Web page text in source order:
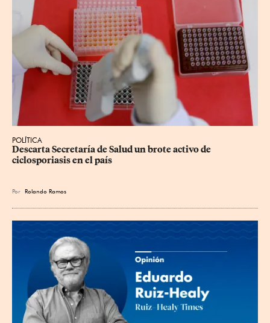
POLÍTICA
Descarta Secretaría de Salud un brote activo de
ciclosporiasis en el país
Por Rolando Ramos